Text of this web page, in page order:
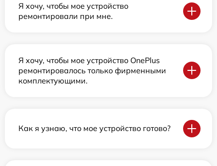
Я хочу, чтобы мое устройство
ремонтировали при мне.
Я хочу, чтобы мое устройство OnePlus
ремонтировалось только фирменными
комплектующими.
Как я узнаю, что мое устройство готово?